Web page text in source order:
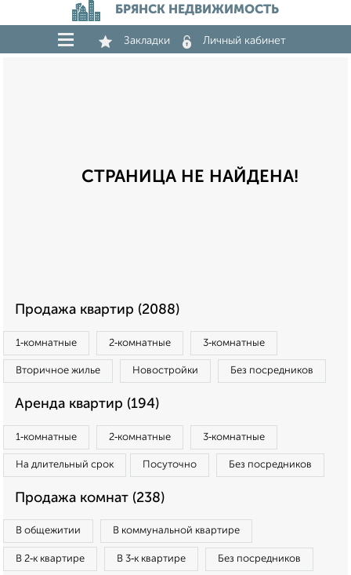
БРЯНСК НЕДВИЖИМОСТЬ
Закладки Личный кабинет
СТРАНИЦА НЕ НАЙДЕНА!
Продажа квартир (2088)
1‑комнатные 2‑комнатные 3‑комнатные
Вторичное жилье Новостройки Без посредников
Аренда квартир (194)
1‑комнатные 2‑комнатные 3‑комнатные
На длительный срок Посуточно Без посредников
Продажа комнат (238)
В общежитии В коммунальной квартире
В 2‑к квартире В 3‑к квартире Без посредников